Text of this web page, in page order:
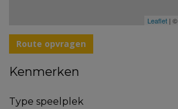
Leaflet | ©
Route opvragen
Kenmerken
Type speelplek